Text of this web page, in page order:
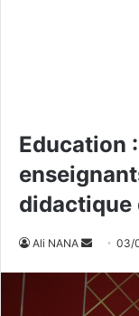
Education
didactique
Ali NANA
o
03/